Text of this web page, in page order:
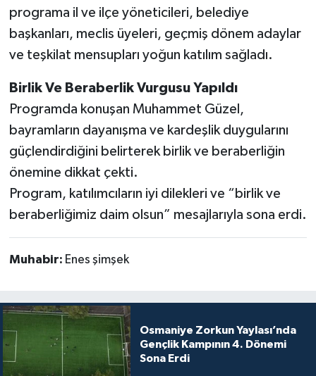
programa il ve ilçe yöneticileri, belediye
başkanları, meclis üyeleri, geçmiş dönem adaylar
ve teşkilat mensupları yoğun katılım sağladı.
Birlik Ve Beraberlik Vurgusu Yapıldı
Programda konuşan Muhammet Güzel,
bayramların dayanışma ve kardeşlik duygularını
güçlendirdiğini belirterek birlik ve beraberliğin
önemine dikkat çekti.
Program, katılımcıların iyi dilekleri ve “birlik ve
beraberliğimiz daim olsun” mesajlarıyla sona erdi.
Muhabir: Enes şimşek
Osmaniye Zorkun Yaylası’nda
Gençlik Kampının 4. Dönemi
Sona Erdi